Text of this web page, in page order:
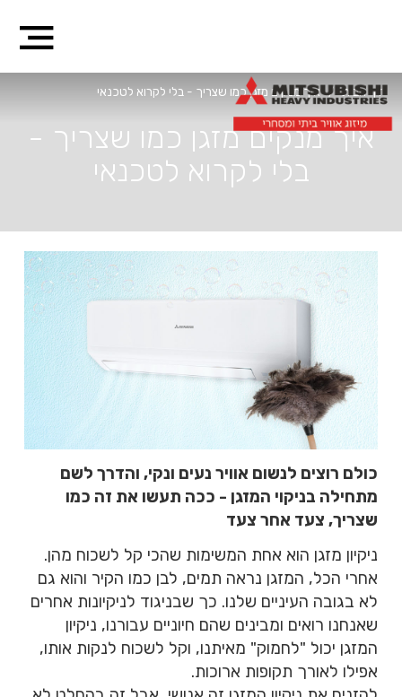
דף הבית / איך מנקים מזגן כמו שצריך - בלי לקרוא לטכנאי
איך מנקים מזגן כמו שצריך -
בלי לקרוא לטכנאי
כולם רוצים לנשום אוויר נעים ונקי, והדרך לשם
מתחילה בניקוי המזגן - ככה תעשו את זה כמו
שצריך, צעד אחר צעד
ניקיון מזגן הוא אחת המשימות שהכי קל לשכוח מהן.
אחרי הכל, המזגן נראה תמים, לבן כמו הקיר והוא גם
לא בגובה העיניים שלנו. כך שבניגוד לניקיונות אחרים
שאנחנו רואים ומבינים שהם חיוניים עבורנו, ניקיון
המזגן יכול "לחמוק" מאיתנו, וקל לשכוח לנקות אותו,
אפילו לאורך תקופות ארוכות.